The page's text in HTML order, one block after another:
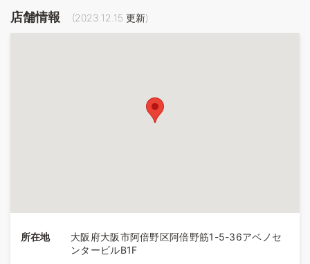
店舗情報 (2023.12.15 更新)
所在地
大阪府大阪市阿倍野区阿倍野筋1-5-36アベノセ
ンタービルB1F